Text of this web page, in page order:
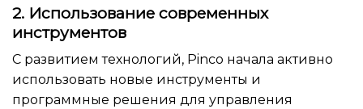
2. Использование современных
инструментов
С развитием технологий, Pinco начала активно
использовать новые инструменты и
программные решения для управления